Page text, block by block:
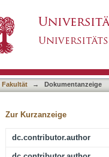
Fakultät → Dokumentanzeige
Zur Kurzanzeige
dc.contributor.author